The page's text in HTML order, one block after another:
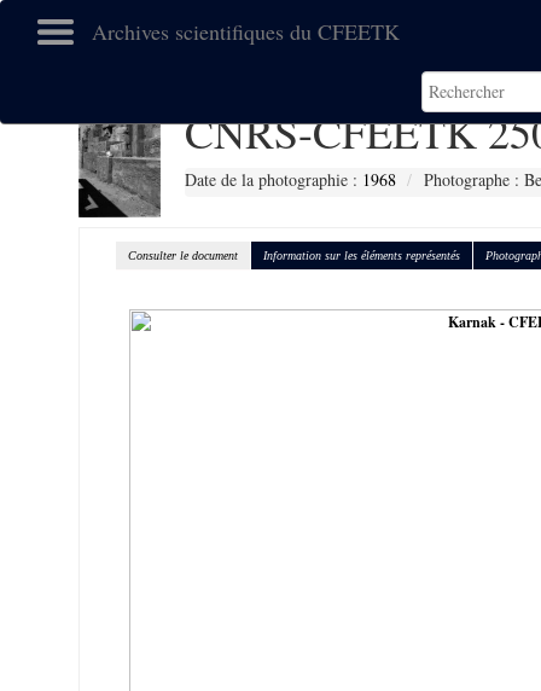
Archives scientifiques du CFEETK
CNRS-CFEETK
Date de la photographie : 1968 Photographe :
Consulter le document Information sur les éléments représentés